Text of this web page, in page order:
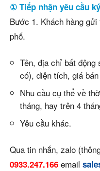
① Tiếp nhận yêu cầu
Bước 1. Khách hàng
phố.
Tên, địa chỉ bất động
có), diện tích, giá
Nhu cầu cụ thể về
tháng, hay trên 4
Yêu cầu khác.
Qua tin nhắn, zalo
0933.247.166 email